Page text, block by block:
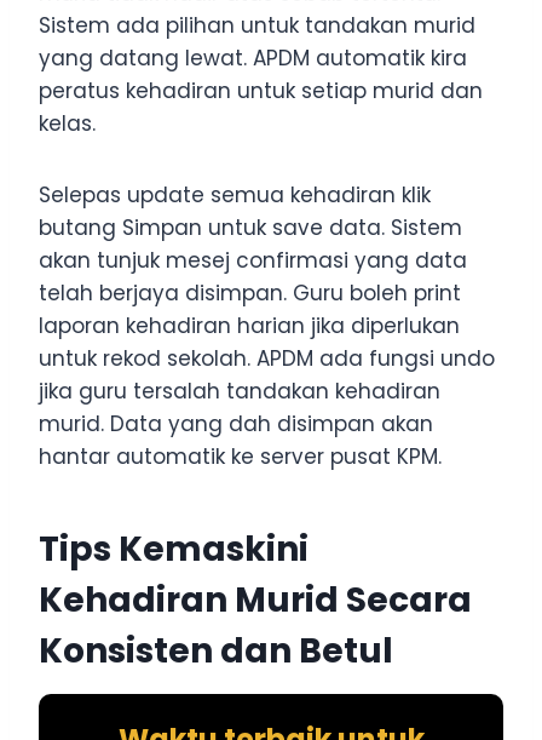
Sistem ada pilihan untuk tandakan murid
yang datang lewat. APDM automatik kira
peratus kehadiran untuk setiap murid dan
kelas.
Selepas update semua kehadiran klik
butang Simpan untuk save data. Sistem
akan tunjuk mesej confirmasi yang data
telah berjaya disimpan. Guru boleh print
laporan kehadiran harian jika diperlukan
untuk rekod sekolah. APDM ada fungsi undo
jika guru tersalah tandakan kehadiran
murid. Data yang dah disimpan akan
hantar automatik ke server pusat KPM.
Tips Kemaskini
Kehadiran Murid Secara
Konsisten dan Betul